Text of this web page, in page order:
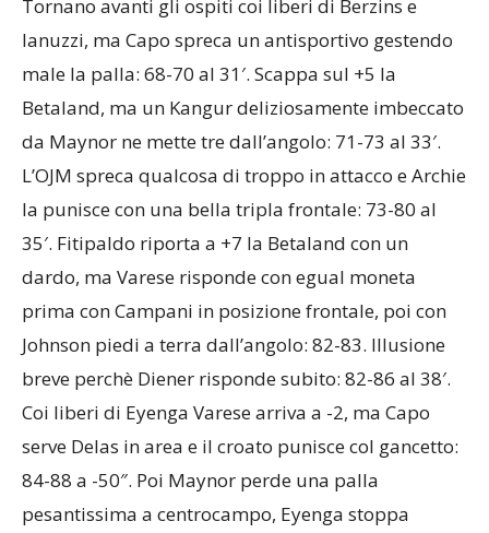
Tornano avanti gli ospiti coi liberi di Berzins e
Ianuzzi, ma Capo spreca un antisportivo gestendo
male la palla: 68-70 al 31′. Scappa sul +5 la
Betaland, ma un Kangur deliziosamente imbeccato
da Maynor ne mette tre dall’angolo: 71-73 al 33′.
L’OJM spreca qualcosa di troppo in attacco e Archie
la punisce con una bella tripla frontale: 73-80 al
35′. Fitipaldo riporta a +7 la Betaland con un
dardo, ma Varese risponde con egual moneta
prima con Campani in posizione frontale, poi con
Johnson piedi a terra dall’angolo: 82-83. Illusione
breve perchè Diener risponde subito: 82-86 al 38′.
Coi liberi di Eyenga Varese arriva a -2, ma Capo
serve Delas in area e il croato punisce col gancetto:
84-88 a -50″. Poi Maynor perde una palla
pesantissima a centrocampo, Eyenga stoppa